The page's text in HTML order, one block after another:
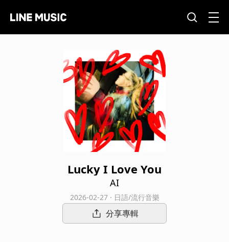
Lucky I Love You
AI
2026-02-27 · 日語/流行音樂
分享專輯